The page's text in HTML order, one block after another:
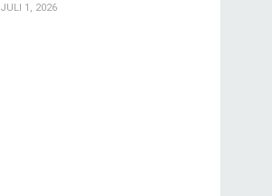
JULI 1, 2026